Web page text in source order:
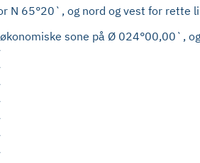
N 65°20`, og nord og vest for rette
sone på Ø 024°00,00`,